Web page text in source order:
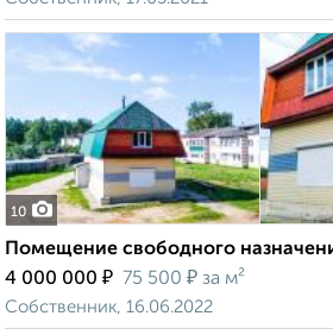
10
Помещение свободного
4 000 000 ₽ 75 500 ₽ за м²
Собственник, 16.06.2022